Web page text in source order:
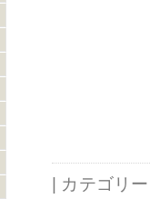
| カテゴリ